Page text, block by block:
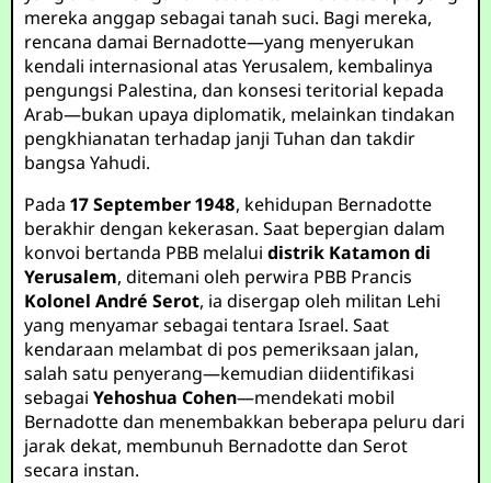
mereka anggap sebagai tanah suci. Bagi mereka,
rencana damai Bernadotte—yang menyerukan
kendali internasional atas Yerusalem, kembalinya
pengungsi Palestina, dan konsesi teritorial kepada
Arab—bukan upaya diplomatik, melainkan tindakan
pengkhianatan terhadap janji Tuhan dan takdir
bangsa Yahudi.
Pada17 September 1948, kehidupan Bernadotte
berakhir dengan kekerasan. Saat bepergian dalam
konvoi bertanda PBB melaluidistrik Katamon di
Yerusalem, ditemani oleh perwira PBB Prancis
Kolonel André Serot, ia disergap oleh militan Lehi
yang menyamar sebagai tentara Israel. Saat
kendaraan melambat di pos pemeriksaan jalan,
salah satu penyerang—kemudian diidentifikasi
sebagaiYehoshua Cohen—mendekati mobil
Bernadotte dan menembakkan beberapa peluru dari
jarak dekat, membunuh Bernadotte dan Serot
secara instan.